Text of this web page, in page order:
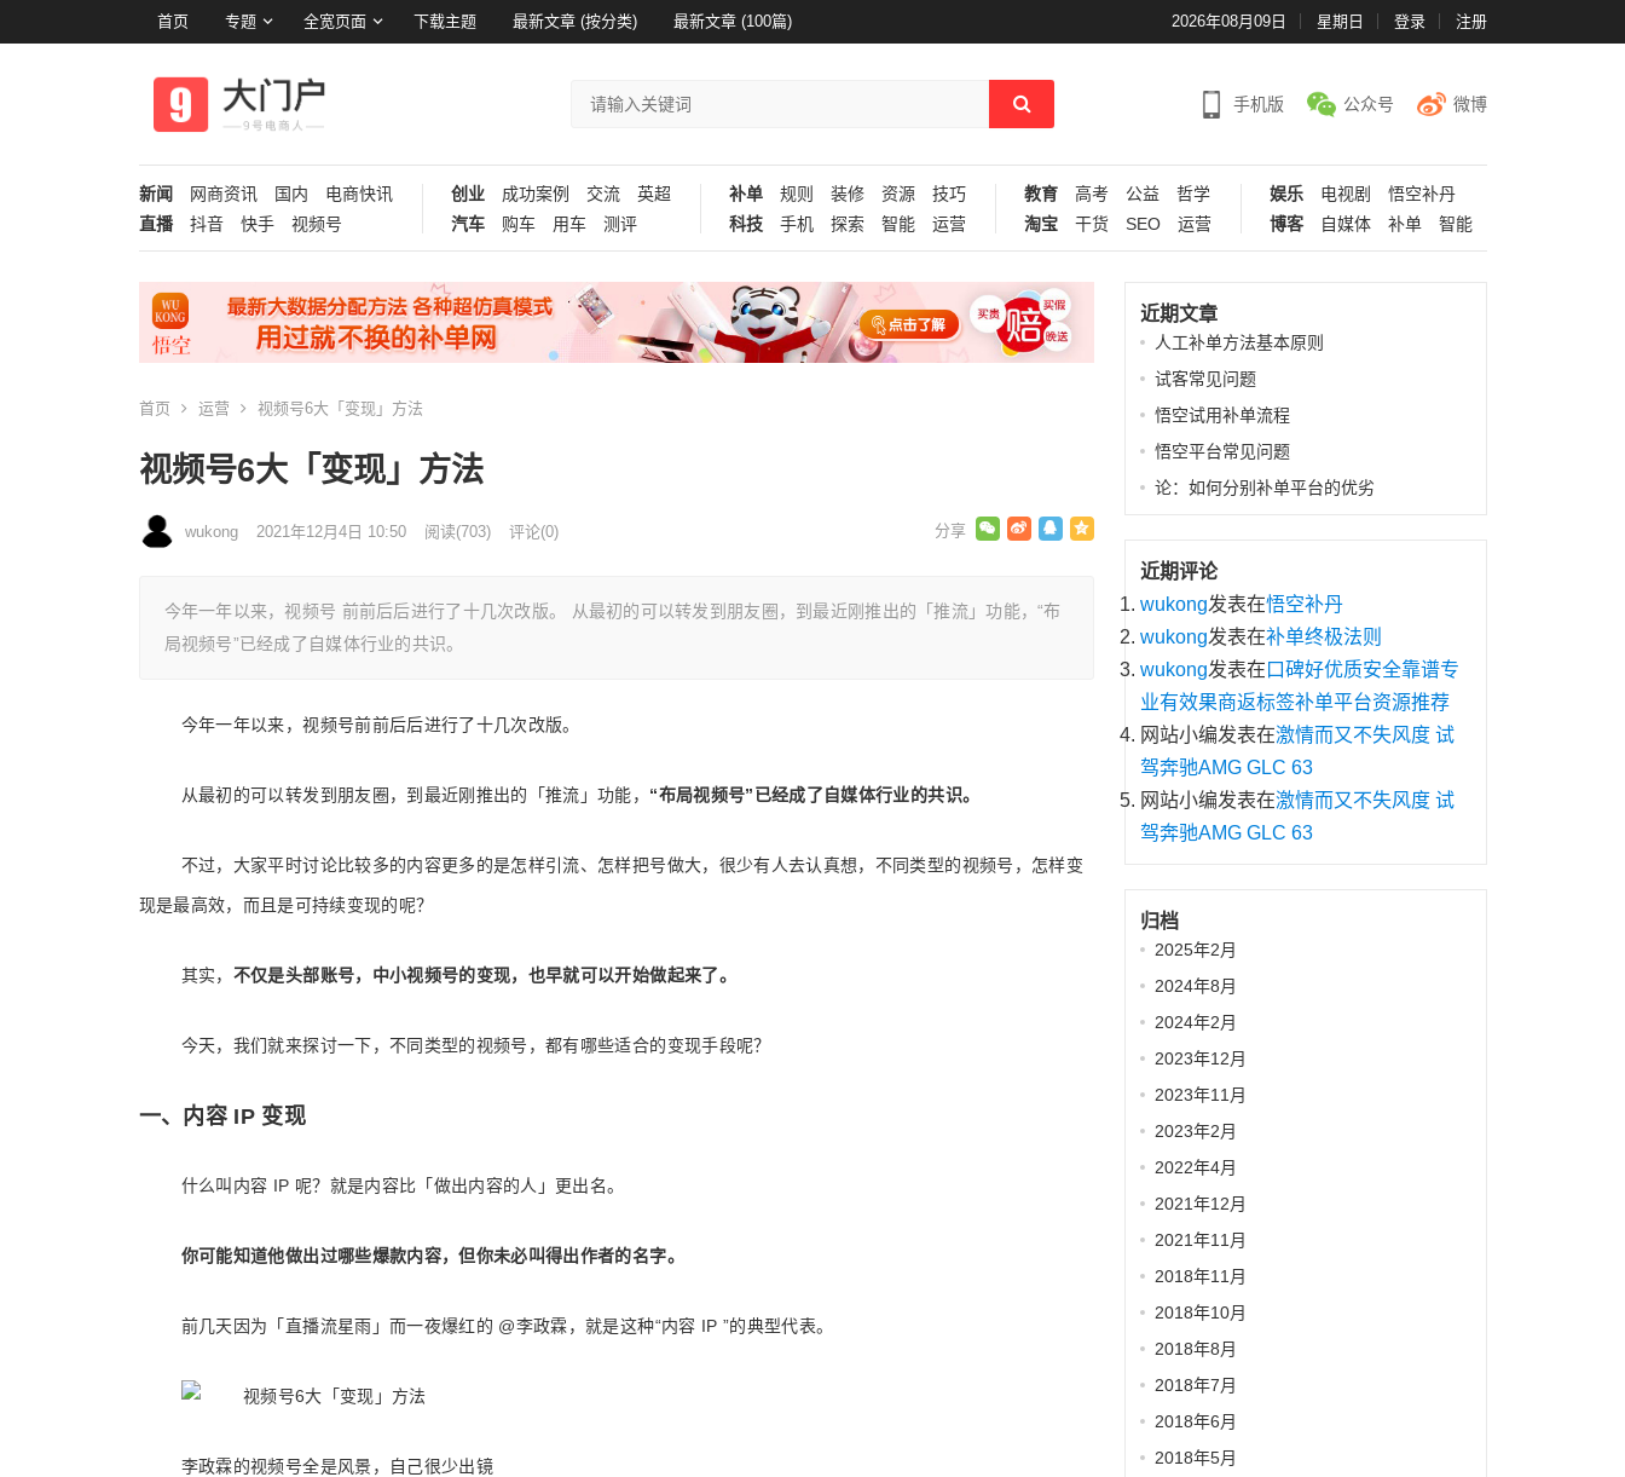
首页 专题 全宽页面 下载主题 最新文章 (按分类) 最新文章 (100篇) 2026年08月09日 星期日 登录 注册
手机版 公众号 微博
新闻 网商资讯 国内
电商快讯
直播
抖音 快手 视频号
创业 成功案例 交流
英超
汽车
购车 用车 测评
补单 规则 装修 资源
技巧
科技
手机 探索 智能 运营
教育 高考 公益
哲学
淘宝
干货 SEO 运营
娱乐 电视剧
悟空补丹
博客
自媒体 补单 智能
首页 运营 视频号6大「变现」方法
视频号6大「变现」方法
wukong 2021年12月4日 10:50 阅读(703) 评论(0)
今年一年以来，视频号 前前后后进行了十几次改版。 从最初的可以转发到朋友圈，到最近刚推出的「推流」功能，“布
局视频号”已经成了自媒体行业的共识。
今年一年以来，视频号前前后后进行了十几次改版。
从最初的可以转发到朋友圈，到最近刚推出的「推流」功能， “布局视频号”已经成了自媒体行业的共识。
不过，大家平时讨论比较多的内容更多的是怎样引流、怎样把号做大，很少有人去认真想，不同类型的视频号，怎样变
现是最高效，而且是可持续变现的呢？
其实， 不仅是头部账号，中小视频号的变现，也早就可以开始做起来了。
今天，我们就来探讨一下，不同类型的视频号，都有哪些适合的变现手段呢？
一、内容 IP 变现
什么叫内容 IP 呢？就是内容比「做出内容的人」更出名。
你可能知道他做出过哪些爆款内容，但你未必叫得出作者的名字。
前几天因为「直播流星雨」而一夜爆红的 @李政霖，就是这种“内容 IP ”的典型代表。
李政霖的视频号全是风景，自己很少出镜
近期文章
人工补单方法基本原则
试客常见问题
悟空试用补单流程
悟空平台常见问题
论：如何分别补单平台的优劣
近期评论
wukong发表在悟空补丹
wukong发表在补单终极法则
wukong发表在 口碑好优质安全靠谱专
业有效果商返标签补单平台资源推荐
网站小编发表在激情而又不失风度 试
驾奔驰AMG GLC 63
网站小编发表在激情而又不失风度 试
驾奔驰AMG GLC 63
归档
2025年2月
2024年8月
2024年2月
2023年12月
2023年11月
2023年2月
2022年4月
2021年12月
2021年11月
2018年11月
2018年10月
2018年8月
2018年7月
2018年6月
2018年5月